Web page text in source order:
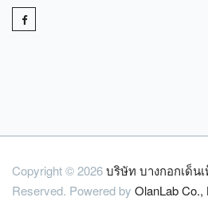
Copyright © 2026บริษัท บางกอกเด็น
Reserved. Powered by OlanLab Co.,